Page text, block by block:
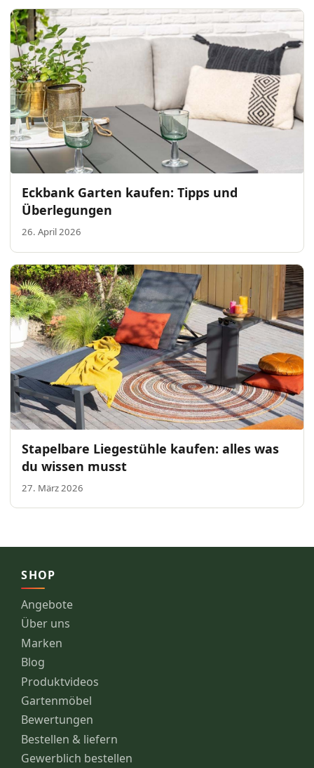
Eckbank Garten kaufen: Tipps und
Überlegungen
26. April 2026
Stapelbare Liegestühle kaufen: alles was
du wissen musst
27. März 2026
SHOP
Angebote
Über uns
Marken
Blog
Produktvideos
Gartenmöbel
Bewertungen
Bestellen & liefern
Gewerblich bestellen